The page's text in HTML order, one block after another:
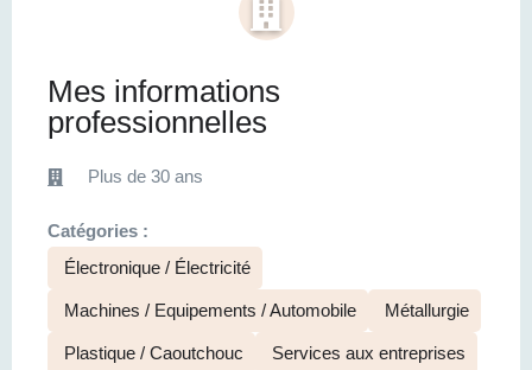
Mes informations
professionnelles
Plus de 30 ans
Catégories :
Électronique / Électricité
Machines / Equipements / Automobile Métallurgie
Plastique / Caoutchouc Services aux entreprises